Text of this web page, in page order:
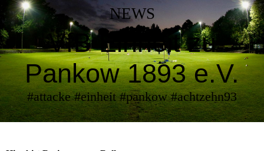
NEWS
VfB Einheit zu
Pankow 1893 e.V.
#attacke #einheit #pankow #achtzehn93